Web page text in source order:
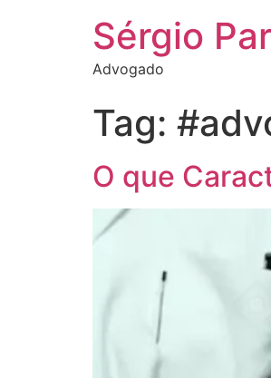
Sérgio
Advogado
Tag:
O que